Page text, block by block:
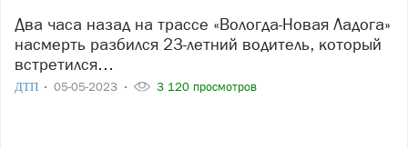
Два часа назад на трассе «Вологда-Новая Ладога»
насмерть разбился 23-летний водитель, который
встретился…
ДТП 05-05-2023 3 120 просмотров